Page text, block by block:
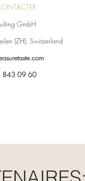
GmbH
(ZH), Switzerland
.com
843 09 60